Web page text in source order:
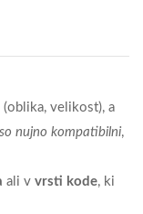
velikost), a
nujno kompatibilni,
ali v vrsti kode, ki